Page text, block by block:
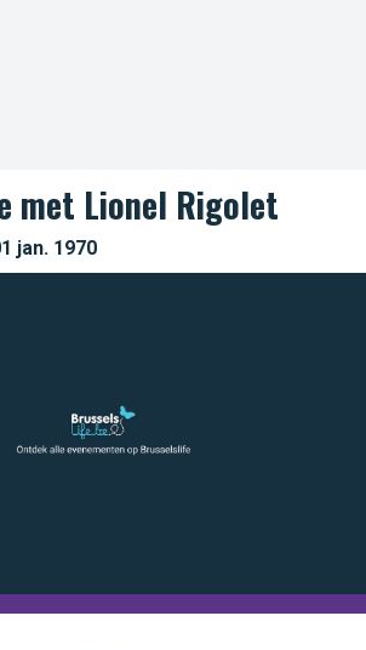
met Lionel Rigolet
jan. 1970